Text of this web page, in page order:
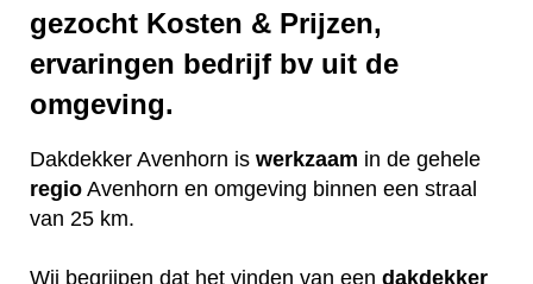
gezocht Kosten & Prijzen,
ervaringen bedrijf bv uit de
omgeving.
Dakdekker Avenhorn is werkzaam in de gehele
regio Avenhorn en omgeving binnen een straal
van 25 km.
Wij begrijpen dat het vinden van een dakdekker